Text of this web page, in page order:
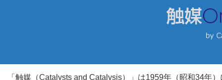
「触媒（Catalysts and Catalysis）」は1959年（昭和34年